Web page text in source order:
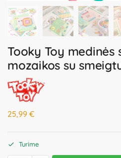
Tooky Toy medinės
mozaikos su
25,99 €
Turime